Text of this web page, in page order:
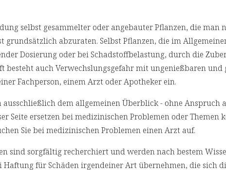
selbst gesammelter oder angebauter Pflanzen, die
grundsätzlich abzuraten. Selbst Pflanzen, die im
Dosierung oder bei Schadstoffbelastung, durch die
besteht auch Verwechslungsgefahr mit ungenießbaren und
Fachperson, einem Arzt oder Apotheker ein.
ausschließlich dem allgemeinen Überblick - ohne
Seite ersetzen bei medizinischen Problemen oder Themen
Sie bei medizinischen Problemen einen Arzt auf.
sind sorgfältig recherchiert und werden nach bestem
für Schäden irgendeiner Art übernehmen, die sich